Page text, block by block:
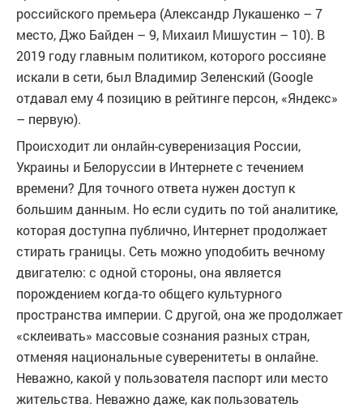
российского премьера (Александр Лукашенко – 7
место, Джо Байден – 9, Михаил Мишустин – 10). В
2019 году главным политиком, которого россияне
искали в сети, был Владимир Зеленский (Google
отдавал ему 4 позицию в рейтинге персон, «Яндекс»
– первую).
Происходит ли онлайн-суверенизация России,
Украины и Белоруссии в Интернете с течением
времени? Для точного ответа нужен доступ к
большим данным. Но если судить по той аналитике,
которая доступна публично, Интернет продолжает
стирать границы. Сеть можно уподобить вечному
двигателю: с одной стороны, она является
порождением когда-то общего культурного
пространства империи. С другой, она же продолжает
«склеивать» массовые сознания разных стран,
отменяя национальные суверенитеты в онлайне.
Неважно, какой у пользователя паспорт или место
жительства. Неважно даже, как пользователь